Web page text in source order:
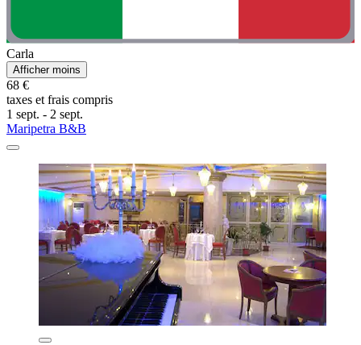
Carla
Afficher moins
68 €
taxes et frais compris
1 sept. - 2 sept.
Maripetra B&B